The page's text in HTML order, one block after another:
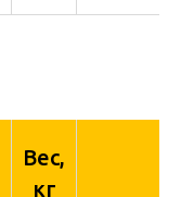
Вес,
кг